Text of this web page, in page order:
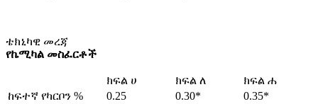
ቴክኒካዊ መረጃ
የኬሚካል መስፈርቶች
ክፍል ሀ ክፍል ለ
ክፍል ሐ
ከፍተኛ የካርቦን %
0.25 0.30*
0.35*